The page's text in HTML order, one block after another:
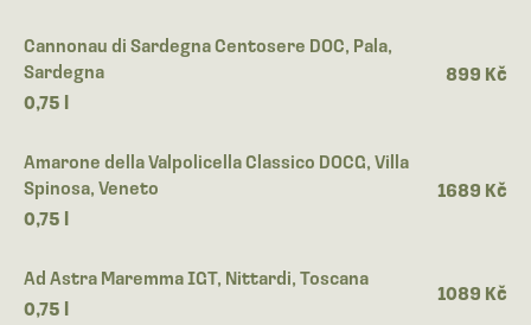
Cannonau di Sardegna Centosere DOC, Pala,
Sardegna
0,75 l
899 Kč
Amarone della Valpolicella Classico DOCG, Villa
Spinosa, Veneto
0,75 l
1689 Kč
Ad Astra Maremma IGT, Nittardi, Toscana
0,75 l
1089 Kč